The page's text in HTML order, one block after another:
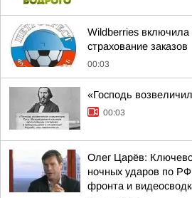
Wildberries
страхование заказов
00:03
«Господь
00:03
Олег Царёв:
ночных ударов по РФ
фронта и